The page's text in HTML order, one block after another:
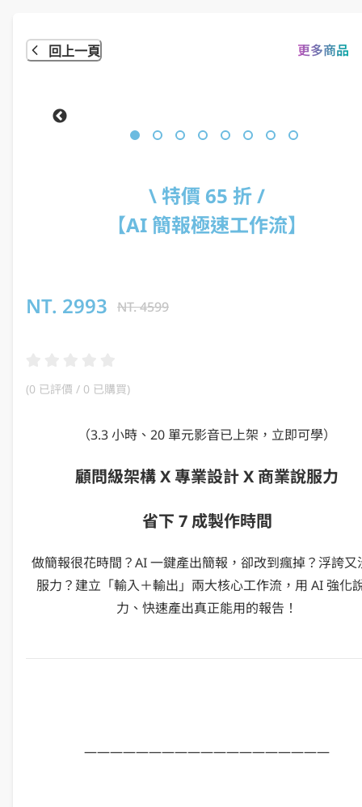
更多商品
回上一頁
\ 特價 65 折 /
【AI 簡報極速工作流】
NT. 2993 NT.4599
(0 已評價 / 0 已購買)
（3.3 小時、20 單元影音已上架，立即可學）
顧問級架構 X 專業設計 X 商業說服力
省下 7 成製作時間
做簡報很花時間？AI 一鍵產出簡報，卻改到瘋掉？浮誇又
服力？建立「輸入＋輸出」兩大核心工作流，用 AI 強化
力、快速產出真正能用的報告！
———————————————————